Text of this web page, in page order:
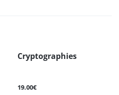
Cryptographies
19.00€